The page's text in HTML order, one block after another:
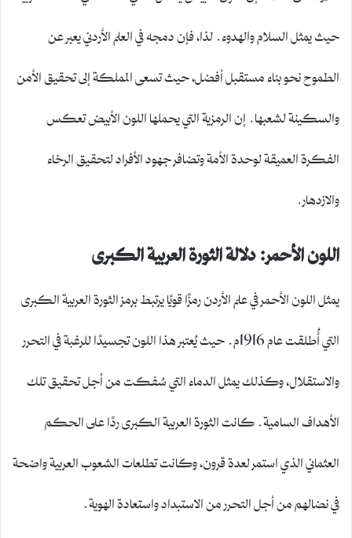
حيث يمثل السلام والهدوء. لذا، فإن دمجه في العلم الأردني يعبر عن
الطموح نحو بناء مستقبل أفضل، حيث تسعى المملكة إلى تحقيق الأمن
والسكينة لشعبها. إن الرمزية التي يحملها اللون الأبيض تعكس
الفكرة العميقة لوحدة الأمة وتضافر جهود الأفراد لتحقيق الرخاء
والازدهار.
اللون الأحمر: دلالة الثورة العربية الكبرى
يمثل اللون الأحمر في علم الأردن رمزًا قويًا يرتبط برمز الثورة العربية الكبرى
التي أُطلقت عام 1916م. حيث يُعتبر هذا اللون تجسيدًا للرغبة في التحرر
والاستقلال، وكذلك يمثل الدماء التي سُفكت من أجل تحقيق تلك
الأهداف السامية. كانت الثورة العربية الكبرى ردًا على الحكم
العثماني الذي استمر لعدة قرون، وكانت تطلعات الشعوب العربية واضحة
في نضالهم من أجل التحرر من الاستبداد واستعادة الهوية.